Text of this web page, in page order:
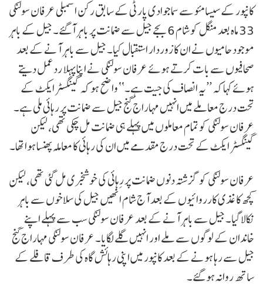
کانپور کے سیسامئو سے سماجوادی پارٹی کے سابق رکن اسمبلی عرفان سولنکی
33 ماہ بعد منگل کو شام 6 بجے جیل سے ضمانت پر باہر آگئے۔ جیل کے باہر
موجود حامیوں نے ان کا زوردار استقبال کیا۔ جیل سے باہر آنے کے بعد
صحافیوں سے بات کرتے ہوئے عرفان سولنکی نے اپنا پہلا رد عمل دیتے
ہوئے کہا کہ ’’یہ انصاف کی جیت ہے۔‘‘ واضح ہو کہ گینگسٹر ایکٹ کے
تحت درج معاملے میں انہیں مہاراج گنج جیل سے ضمانت پر رہائی ملی ہے۔
عرفان سولنکی کو تمام معاملوں میں پہلے ہی ضمانت مل چکی تھی، لیکن
گینگسٹر ایکٹ کے تحت درج مقدمے میں ان کی رہائی کا معاملہ پھنسا ہوا تھا۔
عرفان سولنکی کو گزشتہ دنوں ضمانت پر رِہائی کی خوشخبری مل گئی تھی، لیکن
کچھ کاغذی کارروائیوں کے بعد آج شام انھیں جیل کی سلاخوں سے باہر
نکالا گیا۔ جیل سے باہر آنے کے بعد عرفان سولنکی سب سے پہلے اپنے
خاندان کے لوگوں سے ملے اور انہیں گلے لگایا۔ عرفان سولنکی مہاراج گنج
جیل سے رہا ہونے کے بعد کانپور میں اپنی رہائش گاہ کی طرف قافلے کے
ساتھ روانہ ہو گئے۔